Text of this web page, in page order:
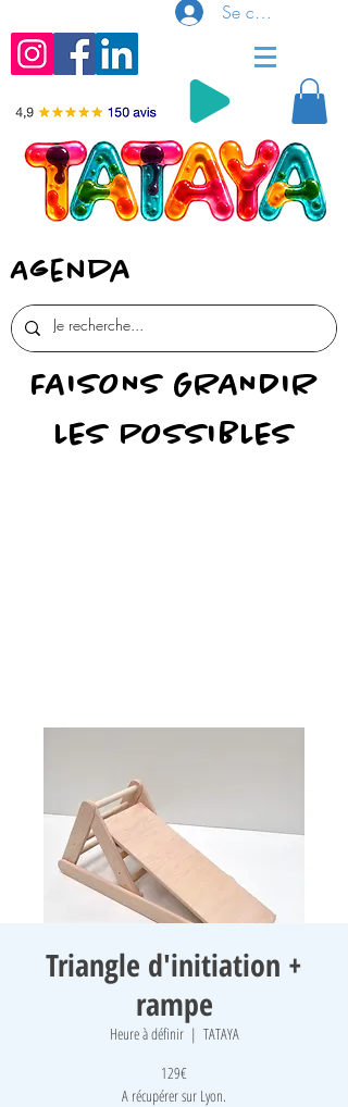
Se connecter
Agenda
FAISONS GRANDIR
LES POSSIBLES
Triangle d'initiation +
rampe
Heure à définir
  |
TATAYA
129€
A récupérer sur Lyon.